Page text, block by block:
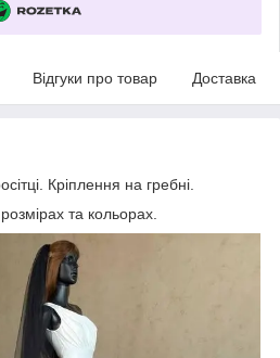
Відгуки про товар Доставка
Кріплення на гребні.
та кольорах.